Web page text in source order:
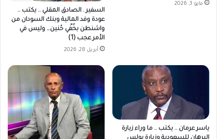
مايو 3, 2026
السفير . الصادق المقلي .. يكتب ..
عودة وفد المالية وبنك السودان من
واشنطن بخُفّي حُنين… وليس في
الأمر عجب (1)
أبريل 28, 2026
ياسر عرمان .. يكتب .. ما وراء زيارة